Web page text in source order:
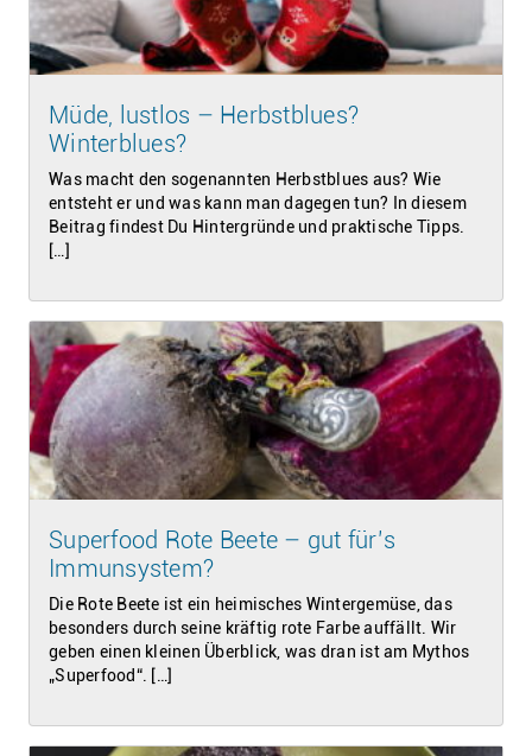
Müde, lustlos – Herbstblues?
Winterblues?
Was macht den sogenannten Herbstblues aus? Wie
entsteht er und was kann man dagegen tun? In diesem
Beitrag findest Du Hintergründe und praktische Tipps.
[…]
Superfood Rote Beete – gut für’s
Immunsystem?
Die Rote Beete ist ein heimisches Wintergemüse, das
besonders durch seine kräftig rote Farbe auffällt. Wir
geben einen kleinen Überblick, was dran ist am Mythos
„Superfood“. […]